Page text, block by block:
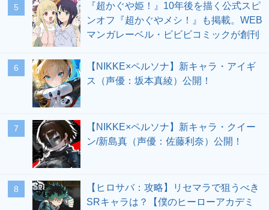
5
『超かぐや姫！』10年後を描く公式スピ
ンオフ『超かぐやメシ！』も掲載。WEB
マンガレーベル・ビビビコミックが創刊
6
【NIKKE×ペルソナ】新キャラ・アイギ
ス（声優：坂本真綾）公開！
7
【NIKKE×ペルソナ】新キャラ・クイー
ン/新島真（声優：佐藤利奈）公開！
8
【ヒロサバ：攻略】リセマラで狙うべき
SRキャラは？【僕のヒーローアカデミ